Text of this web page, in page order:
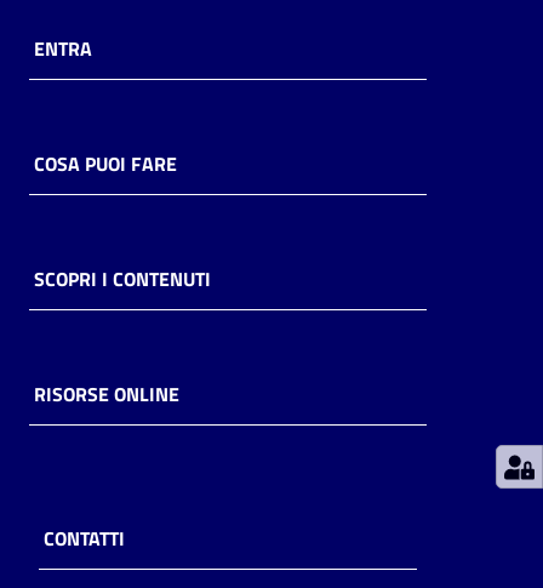
Archivio
Decentrate
lettura
ENTRA
COSA PUOI FARE
SCOPRI I CONTENUTI
RISORSE ONLINE
CONTATTI